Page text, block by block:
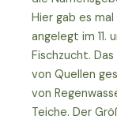
Hier gab es
angelegt im 11.
Fischzucht.
von Quellen
von
Teiche. Der